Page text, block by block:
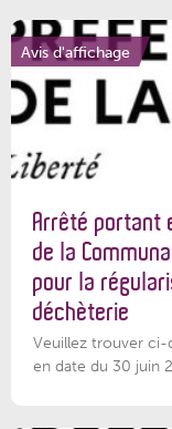
Avis d'affichage
Arrêté portant
de la
pour la
déchèterie
Veuillez trouver ci-
en date du 30 juin